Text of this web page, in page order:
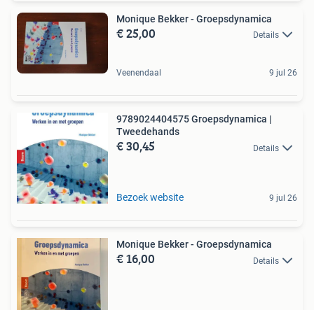
Monique Bekker - Groepsdynamica
€ 25,00 Details
Veenendaal 9 jul 26
9789024404575 Groepsdynamica |
Tweedehands
€ 30,45 Details
Bezoek website 9 jul 26
Monique Bekker - Groepsdynamica
€ 16,00 Details